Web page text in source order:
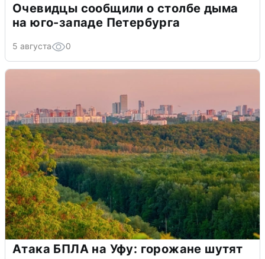
Очевидцы сообщили о столбе дыма
на юго-западе Петербурга
5 августа 0
Атака БПЛА на Уфу: горожане шутят